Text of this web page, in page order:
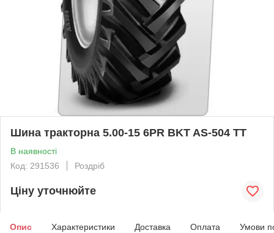
Шина тракторна 5.00-15 6PR BKT AS-504 TT
В наявності
Код: 291536
Роздріб
Ціну уточнюйте
Опис Характеристики Доставка Оплата Умови